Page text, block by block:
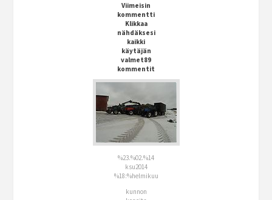
Viimeisin
kommentti
Klikkaa
nähdäksesi
kaikki
käytäjän
valmet89
kommentit
%23.%02.%14
ksu2014
%18:%helmikuu
kunnon